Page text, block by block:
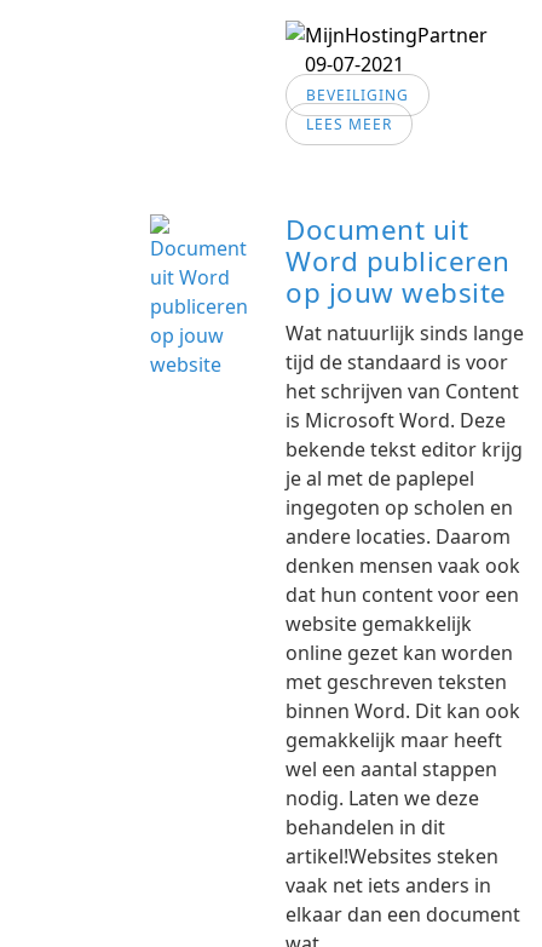
09-07-2021
BEVEILIGING
LEES MEER
Document uit
Word publiceren
op jouw website
Wat natuurlijk sinds lange
tijd de standaard is voor
het schrijven van Content
is Microsoft Word. Deze
bekende tekst editor krijg
je al met de paplepel
ingegoten op scholen en
andere locaties. Daarom
denken mensen vaak ook
dat hun content voor een
website gemakkelijk
online gezet kan worden
met geschreven teksten
binnen Word. Dit kan ook
gemakkelijk maar heeft
wel een aantal stappen
nodig. Laten we deze
behandelen in dit
artikel!Websites steken
vaak net iets anders in
elkaar dan een document